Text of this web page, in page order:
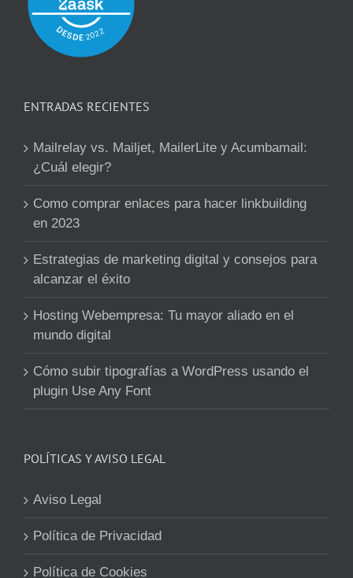
ENTRADAS RECIENTES
Mailrelay vs. Mailjet, MailerLite y Acumbamail:
¿Cuál elegir?
Como comprar enlaces para hacer linkbuilding
en 2023
Estrategias de marketing digital y consejos para
alcanzar el éxito
Hosting Webempresa: Tu mayor aliado en el
mundo digital
Cómo subir tipografías a WordPress usando el
plugin Use Any Font
POLÍTICAS Y AVISO LEGAL
Aviso Legal
Política de Privacidad
Política de Cookies